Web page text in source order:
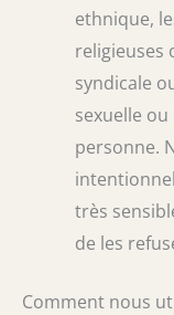
ethnique,
religieuses
syndicale
sexuelle ou
personne.
très
de les
Comment nous